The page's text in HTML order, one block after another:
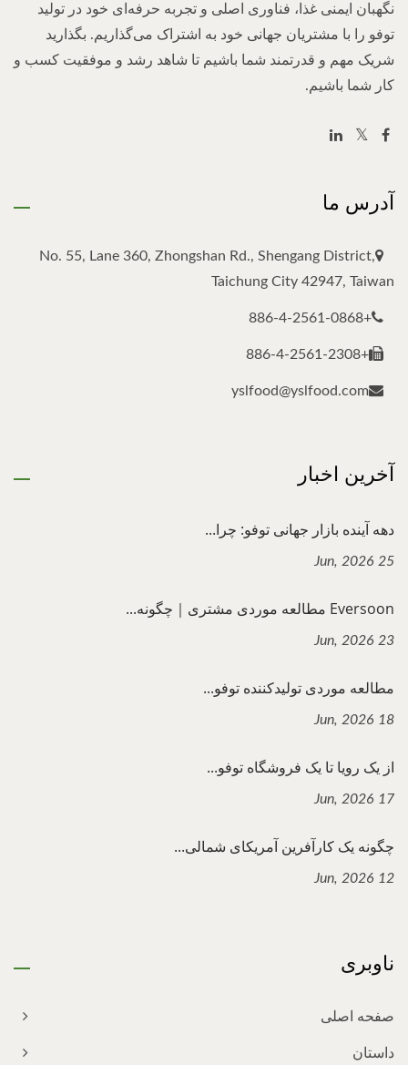
نگهبان ایمنی غذا، فناوری اصلی و تجربه حرفه‌ای خود در تولید
توفو را با مشتریان جهانی خود به اشتراک می‌گذاریم. بگذارید
شریک مهم و قدرتمند شما باشیم تا شاهد رشد و موفقیت کسب و
کار شما باشیم.
آدرس ما
No. 55, Lane 360, Zhongshan Rd., Shengang District,
Taichung City 42947, Taiwan
+886-4-2561-0868
+886-4-2561-2308
yslfood@yslfood.com
آخرین اخبار
دهه آینده بازار جهانی توفو: چرا...
25 Jun, 2026
Eversoon مطالعه موردی مشتری｜چگونه...
23 Jun, 2026
مطالعه موردی تولیدکننده توفو...
18 Jun, 2026
از یک رویا تا یک فروشگاه توفو...
17 Jun, 2026
چگونه یک کارآفرین آمریکای شمالی...
12 Jun, 2026
ناوبری
صفحه اصلی
داستان